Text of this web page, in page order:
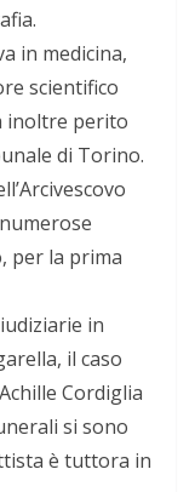
in medicina,
scientifico
inoltre perito
di Torino.
per la prima
in
il caso
Cordiglia
si sono
è tuttora in